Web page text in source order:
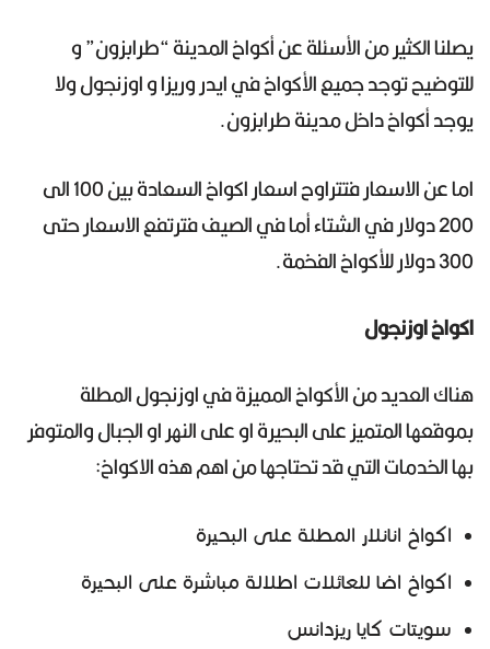
يصلنا الكثير من الأسئلة عن أكواخ المدينة “طرابزون” و
للتوضيح توجد جميع الأكواخ في ايدر وريزا و اوزنجول ولا
يوجد أكواخ داخل مدينة طرابزون.
اما عن الاسعار فتتراوح اسعار اكواخ السعادة بين 100 الى
200 دولار في الشتاء أما في الصيف فترتفع الاسعار حتى
300 دولار للأكواخ الفخمة.
اكواخ اوزنجول
هناك العديد من الأكواخ المميزة في اوزنجول المطلة
بموقعها المتميز على البحيرة او على النهر او الجبال والمتوفر
بها الخدمات التي قد تحتاجها من اهم هذه الاكواخ:
اكواخ انانلار المطلة على البحيرة
اكواخ اضا للعائلات اطلالة مباشرة على البحيرة
سويتات كايا ريزدانس